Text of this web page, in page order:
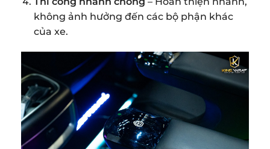
không ảnh hưởng đến các bộ phận khác
của xe.